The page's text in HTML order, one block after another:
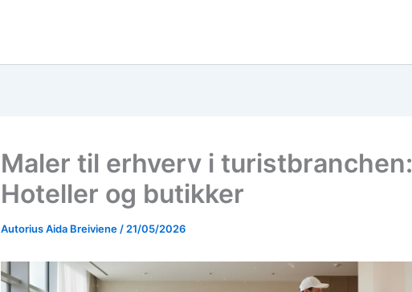
Maler til erhverv i turistbranchen:
Hoteller og butikker
AutoriusAida Breiviene / 21/05/2026